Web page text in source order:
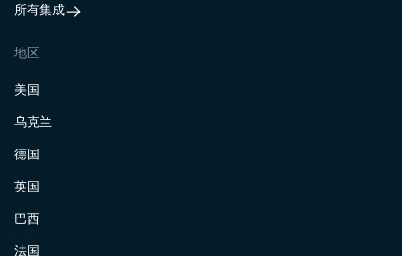
所有集成
地区
美国
乌克兰
德国
英国
巴西
法国